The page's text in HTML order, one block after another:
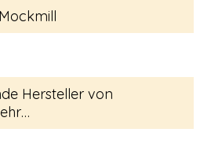
Hersteller von